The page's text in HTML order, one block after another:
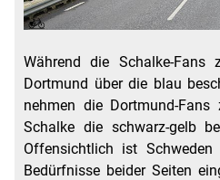
Während die Schalke-Fans
Dortmund über die blau
nehmen die Dortmund-
Schalke die schwarz-gelb
Offensichtlich ist
Bedürfnisse beider Seiten